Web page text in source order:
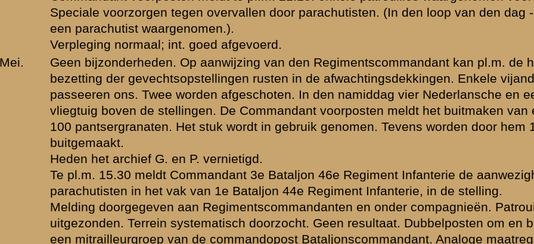
Nawijn van 3e Compagnie 1e Bataljon 44e Regiment Infanterie op de
met 10 man. Te 3.25 meldt de Commandant rechter voorcompagnie artillerievuur
noordelijk van de Linge, oostelijk Kesterensche straatweg; te 4.00 meldt hij dat de
gemeld dat de voorposten gedeeltelijk terugkomen. Commandant rechter
meldt de aanwezigheid van een patrouille parachutisten achter de linie van rechter
(rechter flank rechter voorcompagnie).
gegeven door beide secties van de Mitrailleur Compagnie op "Het Zand" op
vijandelijke patrouilles. Deze laatste worden teruggeslagen en achtervolgd door een
van het rechter nevenbataljon.
bericht dat een compagnie van het 2e Bataljon onder Kapitein Kruimer
ingezet en zoo noodig krachtig zal doorstooten tot "de Tempel".
een tegenstoot zal worden ondernomen tegen "Het Zand".
zware mitrailleur 1e Bataljon, opgesteld in de stoplijn, zal, gelijk met het artillerievuur;
meter Oostwaarts verlegd) afgeven. Vuuropdracht telefonisch doorgegeven aan
Compagnie.
Mitrailleur Compagnie - stoplijn op last Regimentscommandant afgelast.
Commandant Mitrailleur Compagnie).
zware mitrailleur moet vuur-voorbereid blijven op complex "Het Zand". (Telefonisch
Commandant Mitrailleur Compagnie).
"Alle voertuigen bepakken. Ter plaatse blijven en standhouden"
bevel doorgegeven) (Opdracht eveneens doorgegeven, te 15.25, aan peloton
in het vak van rechter voorcompagnie).